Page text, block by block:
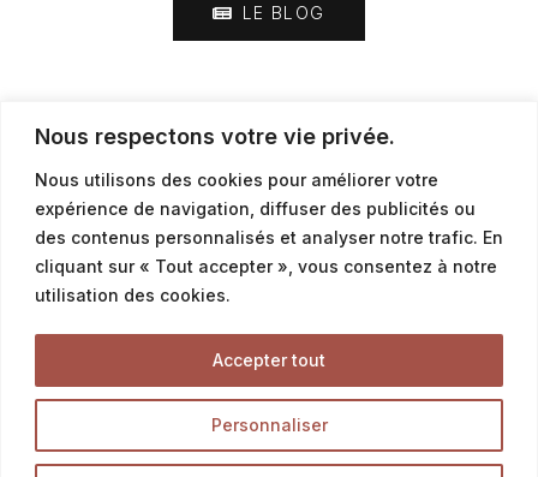
Nous respectons votre vie privée.
Nous utilisons des cookies pour améliorer votre
expérience de navigation, diffuser des publicités ou
des contenus personnalisés et analyser notre trafic. En
cliquant sur « Tout accepter », vous consentez à notre
utilisation des cookies.
Personnaliser
Accepter tout
rendez-vous dans l’onglet : Infos – Recrutement.
LE BLOG